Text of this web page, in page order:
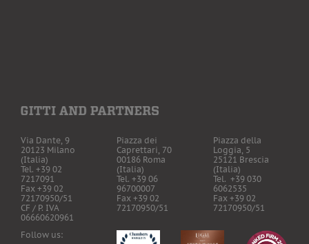
Via Dante, 9
20123 Milano
(Italia)
Tel. +39 02
7217091
Fax +39 02
72170950/51
CF / P. IVA
06660620961
Piazza dei
Caprettari, 70
00186 Roma
(Italia)
Tel. +39 06
96700007
Fax +39 02
72170950/51
Piazza della
Loggia, 5
25121 Brescia
(Italia)
Tel. +39 030
6062535
Fax +39 02
72170950/51
Follow us: